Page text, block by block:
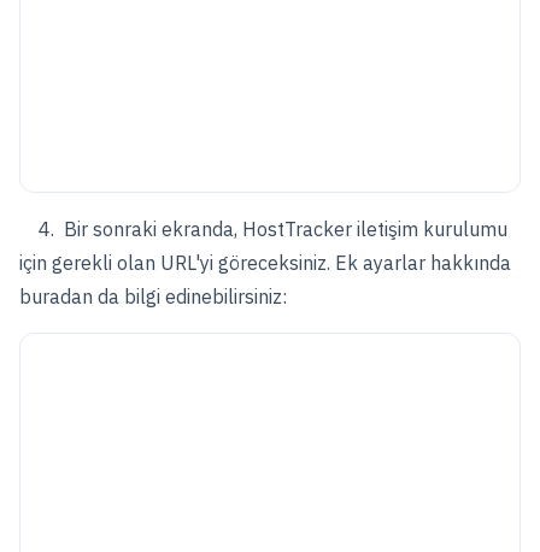
4. Bir sonraki ekranda, HostTracker iletişim kurulumu
için gerekli olan URL'yi göreceksiniz. Ek ayarlar hakkında
buradan da bilgi edinebilirsiniz: